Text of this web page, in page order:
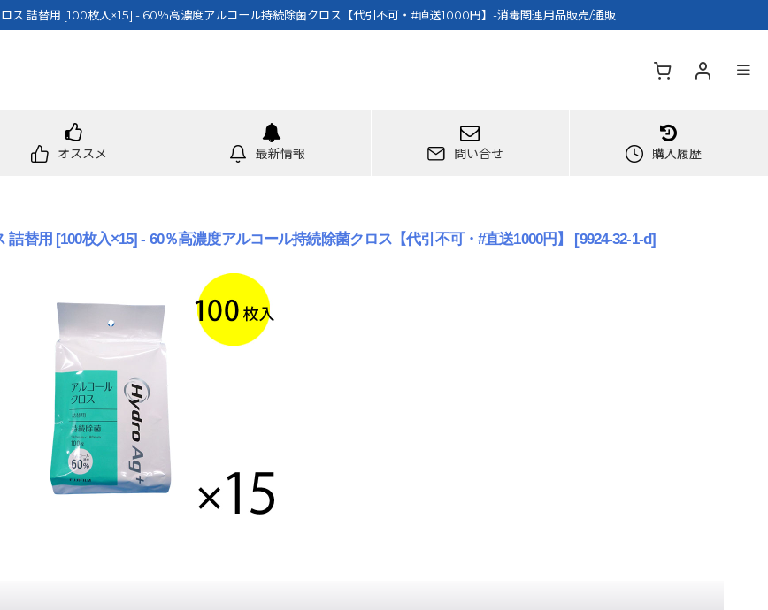
ス 詰替用 [100枚入×15] - 60％高濃度アルコール持続除菌クロス【代引不可・#直送1000円】-消毒関連用品販売/通販
オススメ 最新情報 問い合せ 購入履歴
替用 [100枚入×15] - 60％高濃度アルコール持続除菌クロス【代引不可・#直送1000円】 [9924-32-1-d]